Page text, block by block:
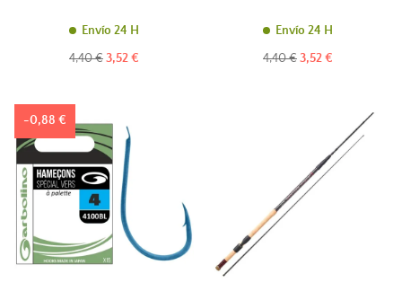
Envío 24 H
Precio
4,40 €Precio
3,52 €
Envío 24 H
Precio
4,40 €Precio
3,52 €
-0,88 €